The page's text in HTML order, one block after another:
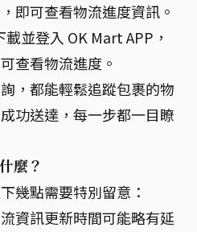
即可查看物流進度資訊。
載並登入 OK Mart APP，
查看物流進度。
，都能輕鬆追蹤包裹的物
功送達，每一步都一目瞭
麼？
幾點需要特別留意：
資訊更新時間可能略有延